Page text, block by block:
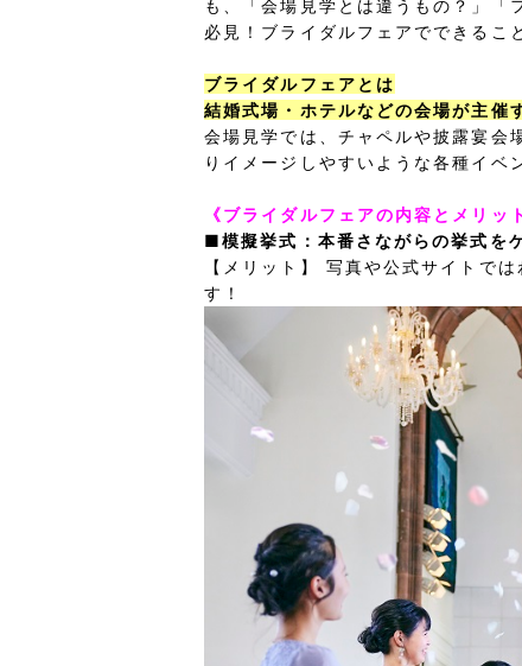
も、「会場見学とは違うもの？」「
必見！ブライダルフェアでできるこ
ブライダルフェアとは
結婚式場・ホテルなどの会場が主催
会場見学では、チャペルや披露宴会
りイメージしやすいような各種イベ
《ブライダルフェアの内容とメリッ
■模擬挙式：本番さながらの挙式を
【メリット】 写真や公式サイトで
す！